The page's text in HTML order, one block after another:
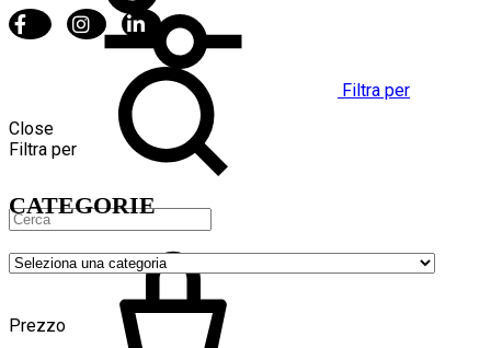
Filtra per
Close
Filtra per
CATEGORIE
Prezzo